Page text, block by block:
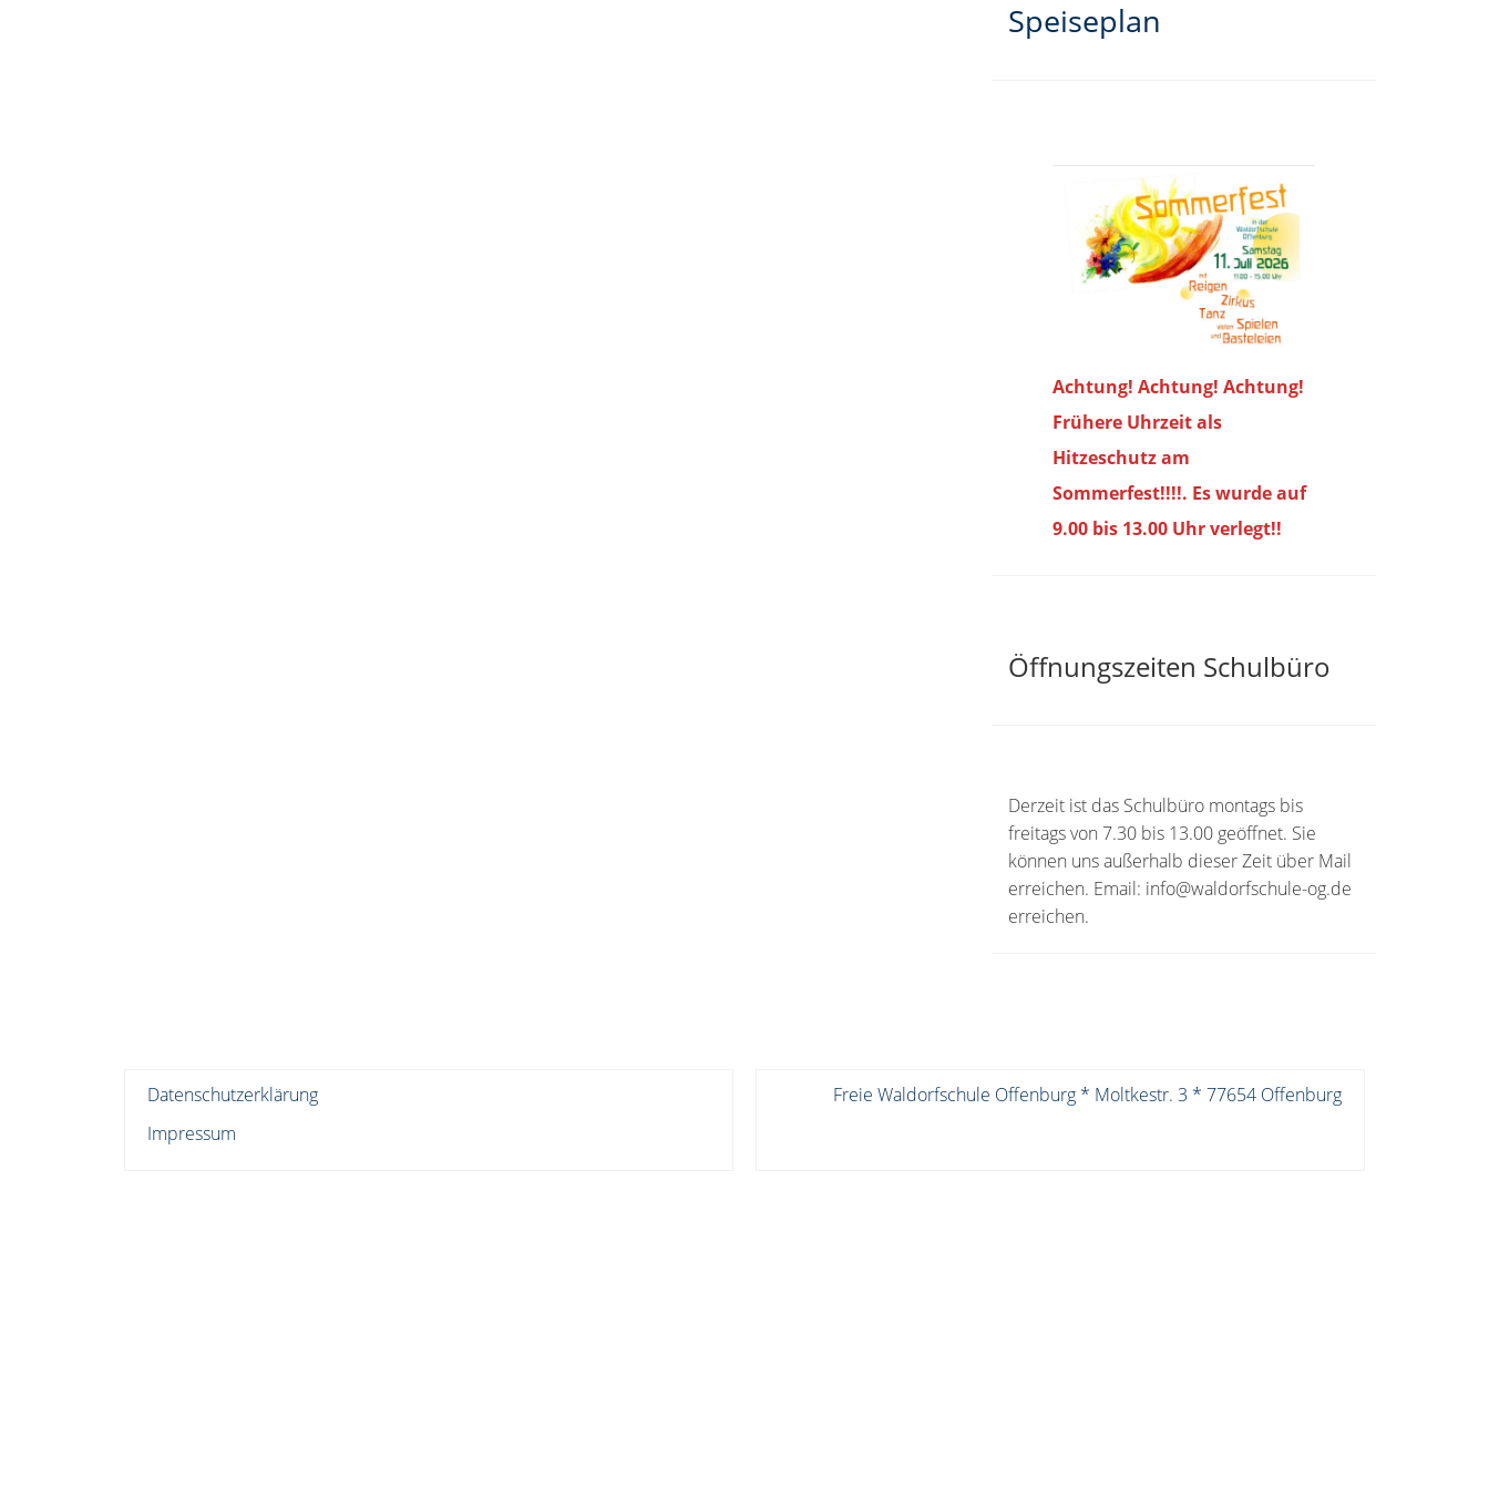
Speiseplan
Achtung! Achtung! Achtung!
Frühere Uhrzeit als
Hitzeschutz am
Sommerfest!!!!. Es wurde auf
9.00 bis 13.00 Uhr verlegt!!
Öffnungszeiten Schulbüro
Derzeit ist das Schulbüro montags bis
freitags von 7.30 bis 13.00 geöffnet. Sie
können uns außerhalb dieser Zeit über Mail
erreichen. Email: info@waldorfschule-og.de
erreichen.
Datenschutzerklärung
Impressum
Freie Waldorfschule Offenburg * Moltkestr. 3 * 77654 Offenburg